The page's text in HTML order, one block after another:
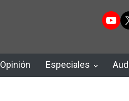
Opinión Especiales